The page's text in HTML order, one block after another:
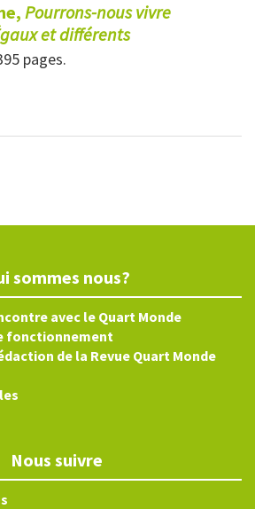
Pourrons-nous vivre
et différents
pages.
sommes nous?
avec le Quart Monde
fonctionnement
de la Revue Quart Monde
Nous suivre